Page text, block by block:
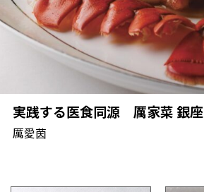
実践する医食同源 厲家菜 銀座
厲愛茵